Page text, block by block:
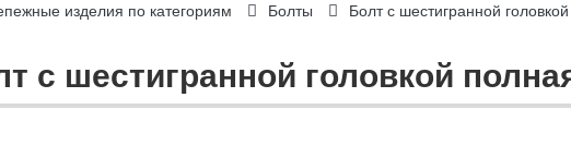
изделия по категориям Болты Болт с шестигранной
с шестигранной головкой